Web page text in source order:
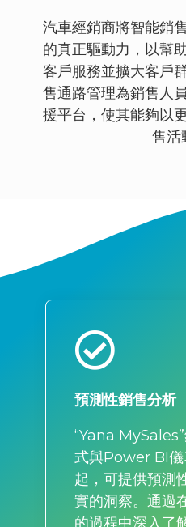
汽車經銷商將智能銷
的真正驅動力，以幫
客戶服務並擴大客戶
售通路管理為銷售人
援平台，使其能夠以
售活
預測性銷售分析
“Yana
式與Power BI儀
起，可提供預測
實的洞察。通過
的過程中深入了